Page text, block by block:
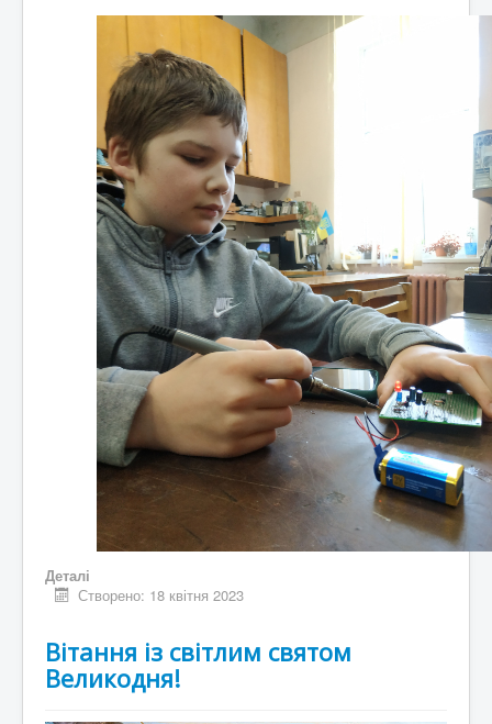
Деталі
Створено: 18 квітня 2023
Вітання із світлим святом
Великодня!